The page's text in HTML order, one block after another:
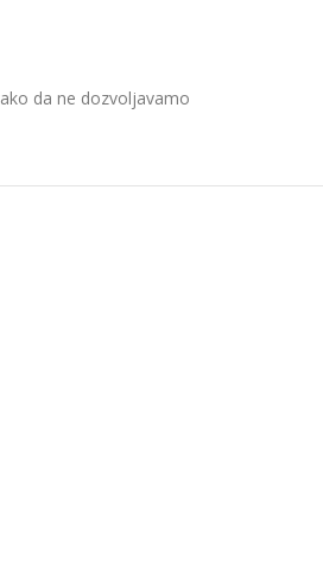
da ne dozvoljavamo